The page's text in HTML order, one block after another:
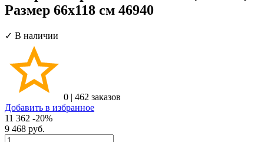
Размер 66х118 см 46940
✓ В наличии
0 | 462 заказов
Добавить в избранное
11 362 -20%
9 468 руб.